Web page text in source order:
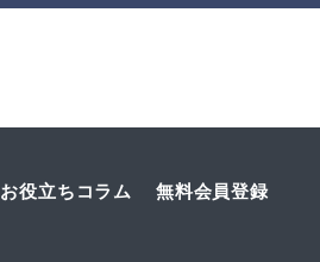
お役立ちコラム 無料会員登録